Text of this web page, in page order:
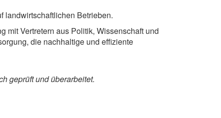
landwirtschaftlichen Betrieben.
mit Vertretern aus Politik, Wissenschaft und
die nachhaltige und effiziente
geprüft und überarbeitet.